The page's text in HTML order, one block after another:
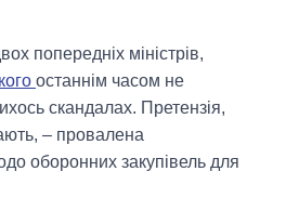
попередніх міністрів,
останнім часом не
скандалах. Претензія,
– провалена
оборонних закупівель для